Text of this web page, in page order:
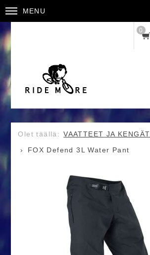
MENU
0
VAATTEET JA KENGÄT
FOX Defend 3L Water Pant